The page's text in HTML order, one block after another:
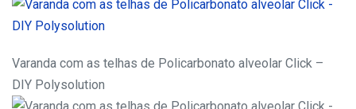
Varanda com as telhas de Policarbonato alveolar Click –
DIY Polysolution